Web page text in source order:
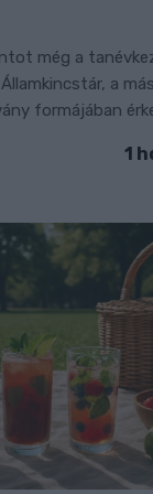
még a
a
formájában
1